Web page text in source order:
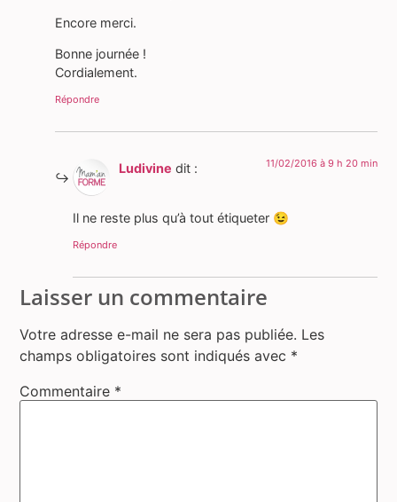
Encore merci.
Bonne journée !
Cordialement.
Répondre
Ludivine dit : 11/02/2016 à 9 h 20 min
Il ne reste plus qu’à tout étiqueter 😉
Répondre
Laisser un commentaire
Votre adresse e-mail ne sera pas publiée. Les
champs obligatoires sont indiqués avec *
Commentaire *